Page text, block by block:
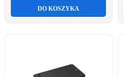
DO KOSZYKA